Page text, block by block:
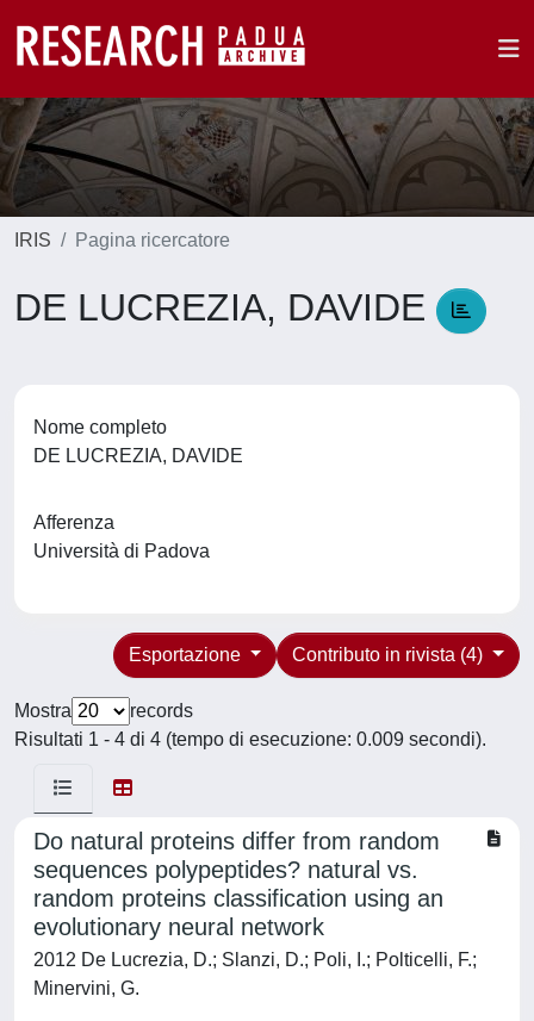
IRIS Pagina ricercatore
DE LUCREZIA, DAVIDE
Nome completo
DE LUCREZIA, DAVIDE
Afferenza
Università di Padova
Contributo in rivista (4)
Esportazione
Mostra
records
Risultati 1 - 4 di 4 (tempo di esecuzione: 0.009 secondi).
Do natural proteins differ from random
sequences polypeptides? natural vs.
random proteins classification using an
evolutionary neural network
2012 De Lucrezia, D.; Slanzi, D.; Poli, I.; Polticelli, F.;
Minervini, G.